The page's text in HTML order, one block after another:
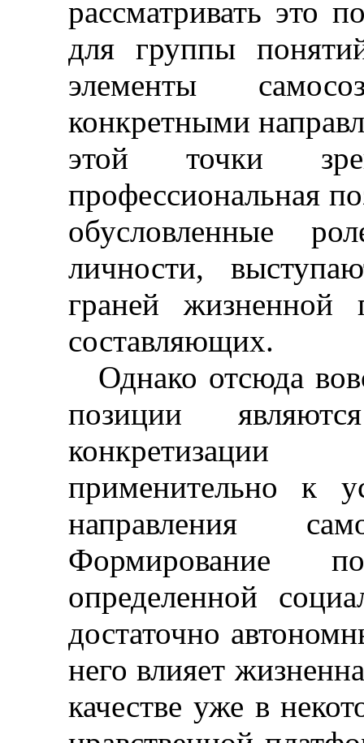
рассматривать это
для группы
элементы
конкретными
этой точки
профессиональная
обусловленные
личности,
граней жизненной
составляющих.
Однако отсюда
позиции
применительно к
направления
Формирование
определенной
достаточно
него влияет
качестве уже в